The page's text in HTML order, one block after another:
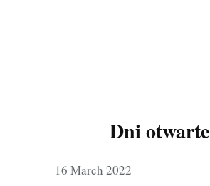
16 March 2022
Dni otwarte